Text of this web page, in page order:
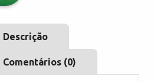
Descrição
Comentários (0)